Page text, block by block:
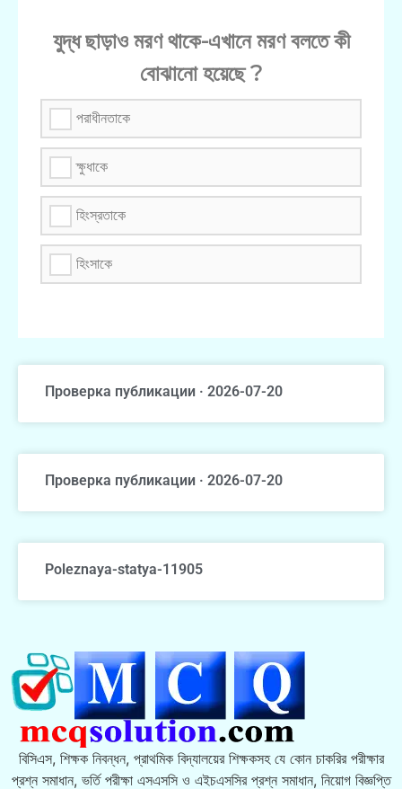
যুদ্ধ ছাড়াও মরণ থাকে-এখানে মরণ বলতে কী
বোঝানো হয়েছে ?
পরাধীনতাকে
ক্ষুধাকে
হিংস্রতাকে
হিংসাকে
Проверка публикации · 2026-07-20
Проверка публикации · 2026-07-20
Poleznaya-statya-11905
বিসিএস, শিক্ষক নিবন্ধন, প্রাথমিক বিদ্যালয়ের শিক্ষকসহ যে কোন চাকরির পরীক্ষার
প্রশ্ন সমাধান, ভর্তি পরীক্ষা এসএসসি ও এইচএসসির প্রশ্ন সমাধান, নিয়োগ বিজ্ঞপ্তি